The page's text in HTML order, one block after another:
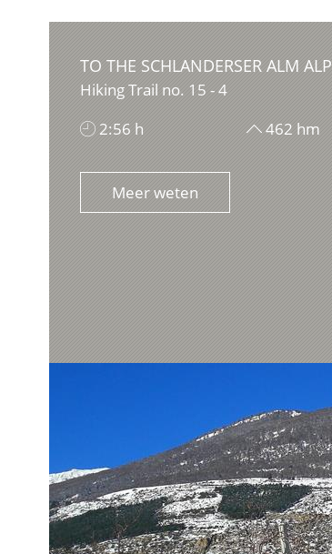
TO THE SCHLANDERSER ALM ALP
Hiking Trail no. 15 - 4
2:56 h
462 hm
Meer weten